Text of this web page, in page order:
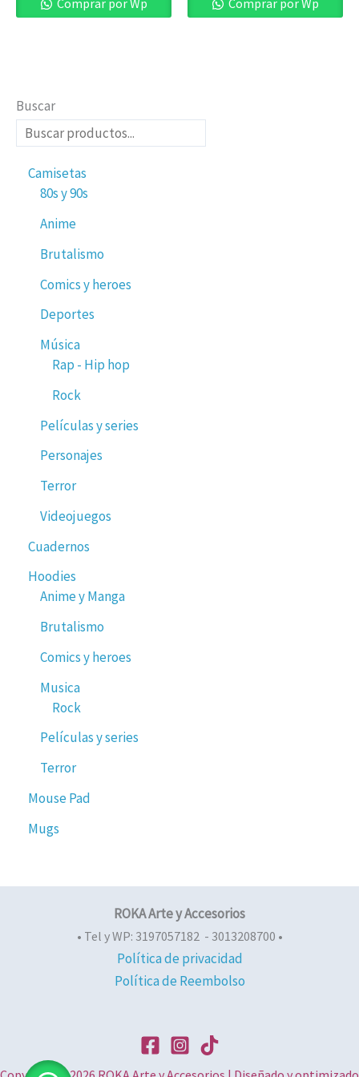
Buscar
Camisetas
80s y 90s
Anime
Brutalismo
Comics y heroes
Deportes
Música
Rap - Hip hop
Rock
Películas y series
Personajes
Terror
Videojuegos
Cuadernos
Hoodies
Anime y Manga
Brutalismo
Comics y heroes
Musica
Rock
Películas y series
Terror
Mouse Pad
Mugs
Comprar por Wp Comprar por Wp
ROKA Arte y Accesorios
• Tel y WP: 3197057182 - 3013208700 •
Política de privacidad
Política de Reembolso